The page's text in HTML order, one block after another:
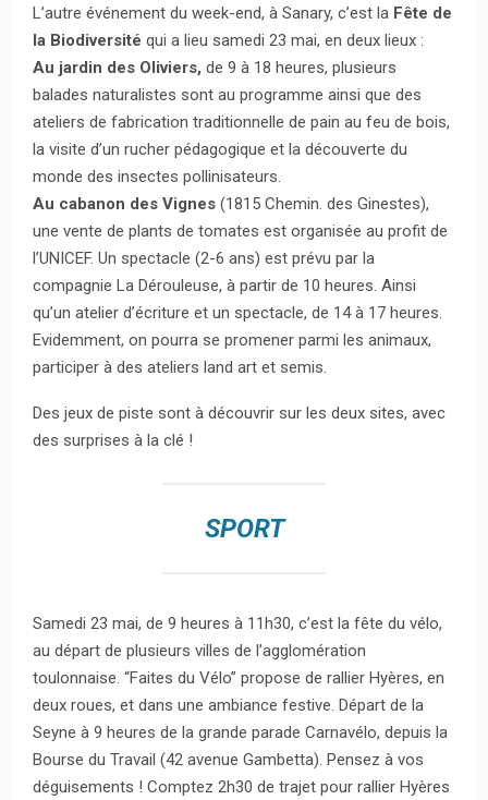
L’autre événement du week-end, à Sanary, c’est la Fête de
la Biodiversité qui a lieu samedi 23 mai, en deux lieux :
Au jardin des Oliviers, de 9 à 18 heures, plusieurs
balades naturalistes sont au programme ainsi que des
ateliers de fabrication traditionnelle de pain au feu de bois,
la visite d’un rucher pédagogique et la découverte du
monde des insectes pollinisateurs.
Au cabanon des Vignes (1815 Chemin. des Ginestes),
une vente de plants de tomates est organisée au profit de
l’UNICEF. Un spectacle (2-6 ans) est prévu par la
compagnie La Dérouleuse, à partir de 10 heures. Ainsi
qu’un atelier d’écriture et un spectacle, de 14 à 17 heures.
Evidemment, on pourra se promener parmi les animaux,
participer à des ateliers land art et semis.
Des jeux de piste sont à découvrir sur les deux sites, avec
des surprises à la clé !
SPORT
Samedi 23 mai, de 9 heures à 11h30, c’est la fête du vélo,
au départ de plusieurs villes de l’agglomération
toulonnaise. “Faites du Vélo” propose de rallier Hyères, en
deux roues, et dans une ambiance festive. Départ de la
Seyne à 9 heures de la grande parade Carnavélo, depuis la
Bourse du Travail (42 avenue Gambetta). Pensez à vos
déguisements ! Comptez 2h30 de trajet pour rallier Hyères